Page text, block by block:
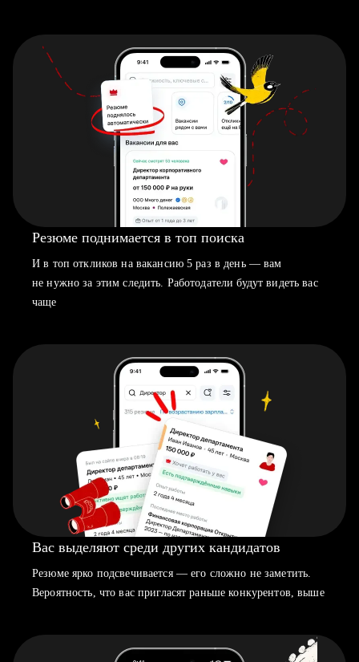
Резюме поднимается в топ поиска
И в топ откликов на вакансию 5 раз в день — вам
не нужно за этим следить. Работодатели будут видеть вас
чаще
Вас выделяют среди других кандидатов
Резюме ярко подсвечивается — его сложно не заметить.
Вероятность, что вас пригласят раньше конкурентов, выше